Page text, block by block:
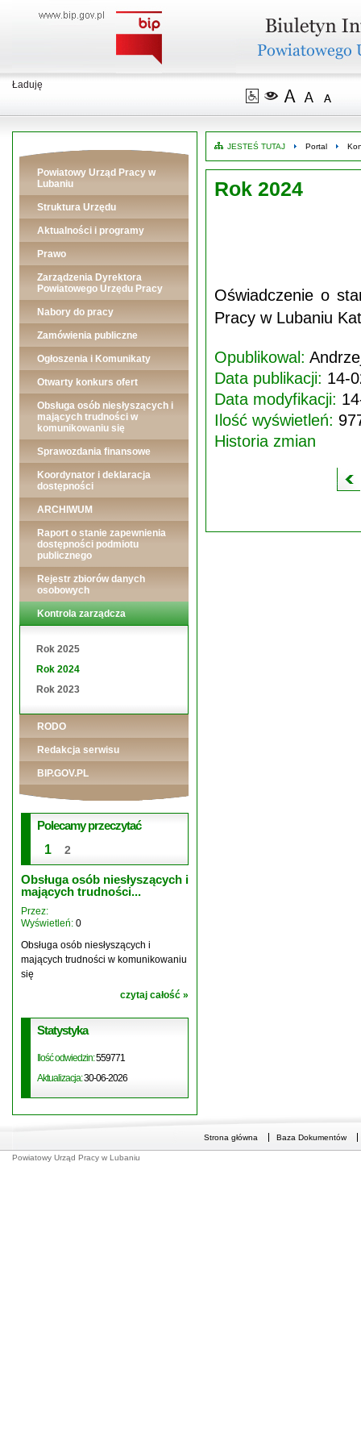
Ładuję
JESTEŚ TUTAJ Portal
Powiatowy Urząd Pracy w
Lubaniu
Struktura Urzędu
Aktualności i programy
Prawo
Zarządzenia Dyrektora
Powiatowego Urzędu Pracy
Nabory do pracy
Zamówienia publiczne
Ogłoszenia i Komunikaty
Otwarty konkurs ofert
Obsługa osób niesłyszących i
mających trudności w
komunikowaniu się
Sprawozdania finansowe
Koordynator i deklaracja
dostępności
ARCHIWUM
Raport o stanie zapewnienia
dostępności podmiotu
publicznego
Rejestr zbiorów danych
osobowych
Kontrola zarządcza
Rok 2025
Rok 2024
Rok 2023
RODO
Redakcja serwisu
BIP.GOV.PL
Polecamy przeczytać
1 2
Ogłoszenia i Komunikaty
Przez:
Wyświetleń:
czytaj całość
Statystyka
Aktualizacja:30-06-2026
Rok 2024
Oświadczenie o
Pracy w Lubaniu
Opublikowal:
Data publikacji: 14-
Data modyfikacji:
Ilość wyświetleń:
Historia zmian